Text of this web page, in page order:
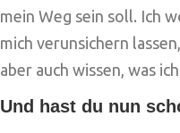
mein Weg sein soll. Ich
mich verunsichern
aber auch wissen, was
Und hast du nun